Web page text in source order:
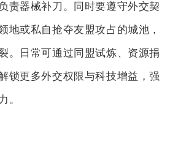
责器械补刀。同时要遵守外交契
地或私自抢夺友盟攻占的城池，
。日常可通过同盟试炼、资源捐
锁更多外交权限与科技增益，强
。